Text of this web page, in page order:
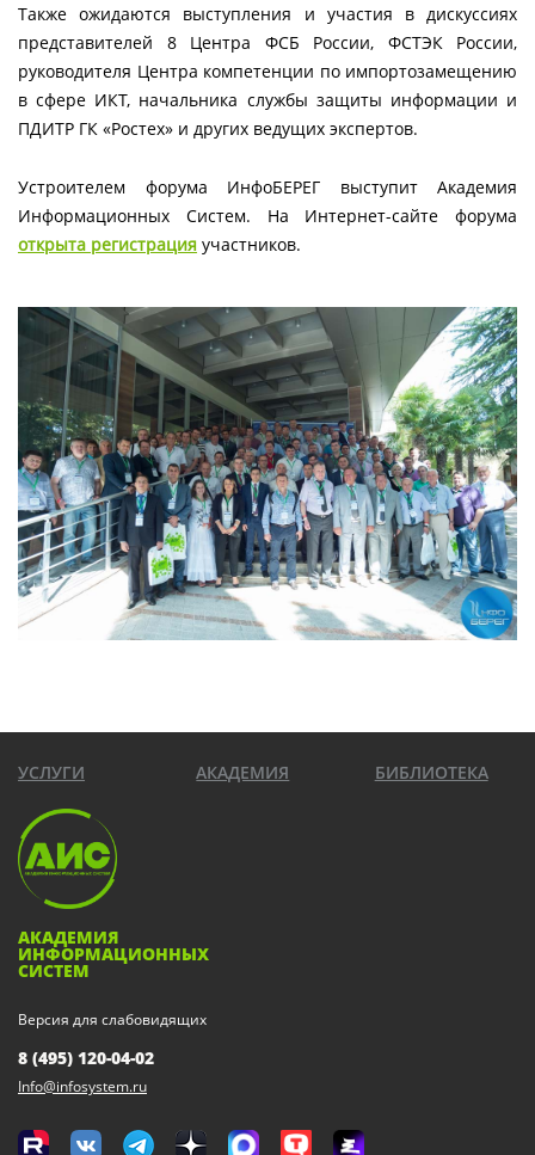
Также ожидаются выступления и участия в дискуссиях
представителей 8 Центра ФСБ России, ФСТЭК России,
руководителя Центра компетенции по импортозамещению
в сфере ИКТ, начальника службы защиты информации и
ПДИТР ГК «Ростех» и других ведущих экспертов.
Устроителем форума ИнфоБЕРЕГ выступит Академия
Информационных Систем. На Интернет-сайте форума
открыта регистрация участников.
УСЛУГИ АКАДЕМИЯ БИБЛИОТЕКА
АКАДЕМИЯ
ИНФОРМАЦИОННЫХ
СИСТЕМ
Версия для слабовидящих
8 (495) 120-04-02
Info@infosystem.ru